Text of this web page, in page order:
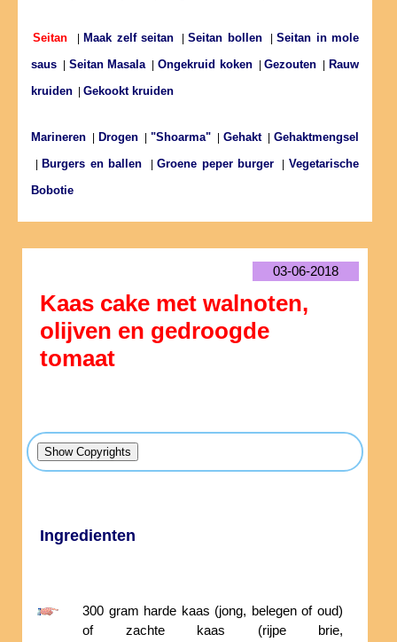
Seitan Maak zelf seitan |Seitan bollen|Seitan in mole
saus
Seitan Masala|Ongekruid koken|Gezouten
Rauw
kruiden
Gekookt kruiden
Marineren Drogen "Shoarma" Gehakt|Gehaktmengsel
Burgers en ballen |Groene peper burger |Vegetarische
Bobotie
03-06-2018
Kaas cake met walnoten,
olijven en gedroogde
tomaat
Ingredienten
300 gram harde kaas (jong, belegen of oud)
of zachte kaas (rijpe brie,